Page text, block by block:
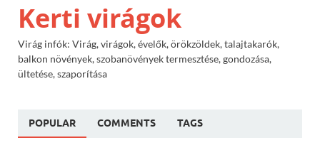
Kerti virágok
Virág infók: Virág, virágok, évelők, örökzöldek, talajtakarók,
balkon növények, szobanövények termesztése, gondozása,
ültetése, szaporítása
POPULAR COMMENTS TAGS